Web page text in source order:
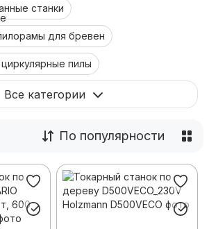
станки
для бревен
пилы
станки
и лобзиковые станки
Все категории
По популярности